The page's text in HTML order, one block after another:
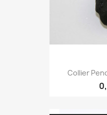
Collier